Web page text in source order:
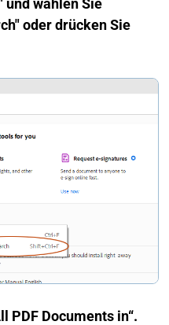
oder drücken Sie
PDF Documents in“.